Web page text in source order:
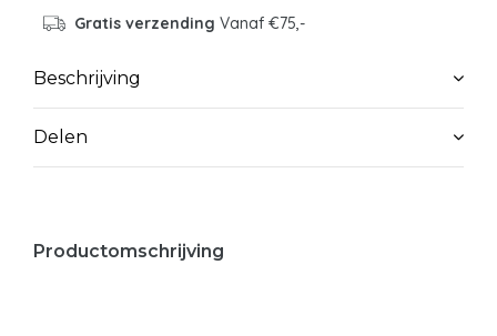
Gratis verzending Vanaf €75,-
Beschrijving
Delen
Productomschrijving